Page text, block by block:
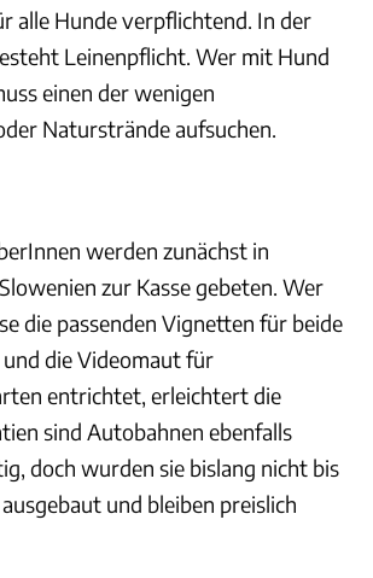
alle Hunde verpflichtend. In der
Leinenpflicht. Wer mit Hund
einen der wenigen
Naturstrände aufsuchen.
werden zunächst in
zur Kasse gebeten. Wer
die passenden Vignetten für beide
die Videomaut für
entrichtet, erleichtert die
sind Autobahnen ebenfalls
doch wurden sie bislang nicht bis
und bleiben preislich